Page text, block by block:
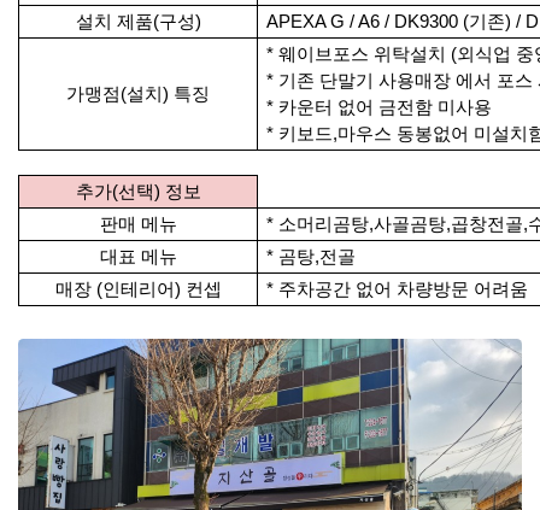
설치 제품(구성) APEXA G / A6 / DK9300 (기존) /
가맹점(설치) 특징
* 웨이브포스 위탁설치 (외식업 중
* 기존 단말기 사용매장 에서 포스
* 카운터 없어 금전함 미사용
* 키보드,마우스 동봉없어 미설치
추가(선택) 정보
판매 메뉴
* 소머리곰탕,사골곰탕,곱창전골,
대표 메뉴
* 곰탕,전골
매장 (인테리어) 컨셉
* 주차공간 없어 차량방문 어려움